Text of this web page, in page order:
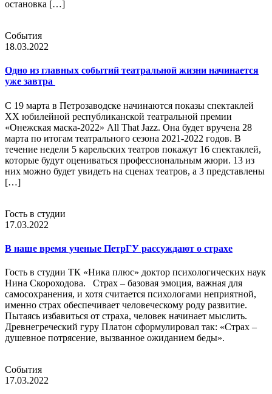
остановка […]
События
18.03.2022
Одно из главных событий театральной жизни начинается
уже завтра
С 19 марта в Петрозаводске начинаются показы спектаклей
ХX юбилейной республиканской театральной премии
«Онежская маска-2022» All That Jazz. Она будет вручена 28
марта по итогам театрального сезона 2021-2022 годов. В
течение недели 5 карельских театров покажут 16 спектаклей,
которые будут оцениваться профессиональным жюри. 13 из
них можно будет увидеть на сценах театров, а 3 представлены
[…]
Гость в студии
17.03.2022
В наше время ученые ПетрГУ рассуждают о страхе
Гость в студии ТК «Ника плюс» доктор психологических наук
Нина Скороходова. Страх – базовая эмоция, важная для
самосохранения, и хотя считается психологами неприятной,
именно страх обеспечивает человеческому роду развитие.
Пытаясь избавиться от страха, человек начинает мыслить.
Древнегреческий гуру Платон сформулировал так: «Страх –
душевное потрясение, вызванное ожиданием беды».
События
17.03.2022